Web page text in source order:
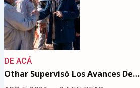
DE ACÁ
Othar Supervisó Los Avances De…